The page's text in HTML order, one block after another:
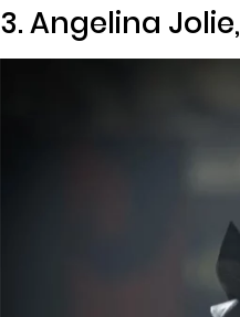
3. Angelina Jolie,